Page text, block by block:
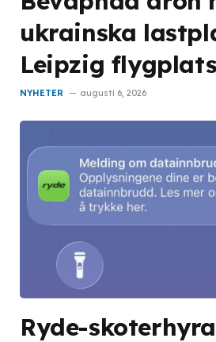
ukrainska
Leipzig flygplats
NYHETER augusti 6, 2026
Ryde-